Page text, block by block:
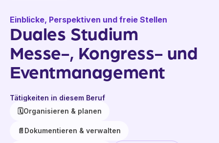
Einblicke, Perspektiven und freie Stellen
Duales Studium
Messe-, Kongress- und
Eventmanagement
Tätigkeiten in diesem Beruf
🗓️Organisieren & planen
📄 Dokumentieren & verwalten